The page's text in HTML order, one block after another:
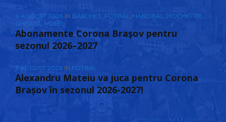
4 AUGUST 2026 IN BASCHET, FOTBAL, HANDBAL, HOCHEI PE
GHEAȚĂ, VOLEI
Abonamente Corona Brașov pentru
sezonul 2026–2027
3 AUGUST 2026 IN FOTBAL
Alexandru Mateiu va juca pentru Corona
Brașov în sezonul 2026-2027!